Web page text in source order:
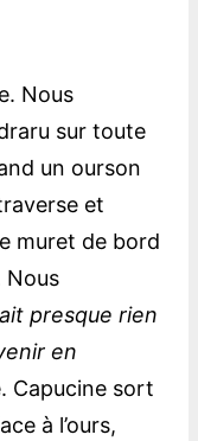
Nous
sur toute
un ourson
et
muret de bord
Nous
presque rien
en
Capucine sort
à l’ours,